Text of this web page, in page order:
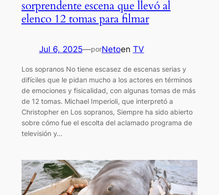
sorprendente escena que llevó al
elenco 12 tomas para filmar
Jul 6, 2025—porNetoen TV
Los sopranos No tiene escasez de escenas serias y
difíciles que le pidan mucho a los actores en términos
de emociones y fisicalidad, con algunas tomas de más
de 12 tomas. Michael Imperioli, que interpretó a
Christopher en Los sopranos, Siempre ha sido abierto
sobre cómo fue el escolta del aclamado programa de
televisión y…